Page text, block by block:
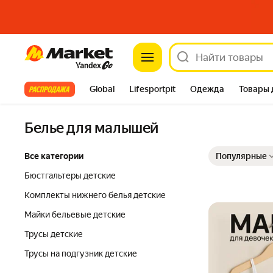
Market
Все хиты Global Lifesportpit Одежда Товары
Белье для малышей
Все категории
Бюстгальтеры детские
Комплекты нижнего белья детские
Майки бельевые детские
Трусы детские
Трусы на подгузник детские
Популярные